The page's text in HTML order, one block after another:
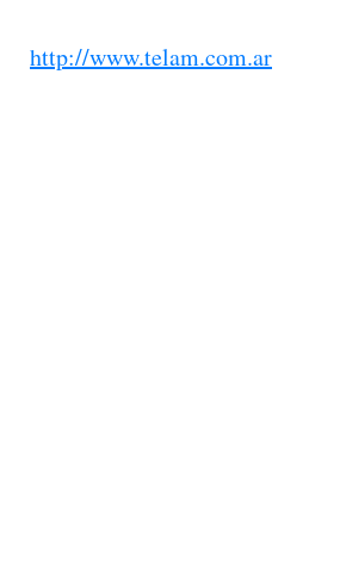
http://www.telam.com.ar